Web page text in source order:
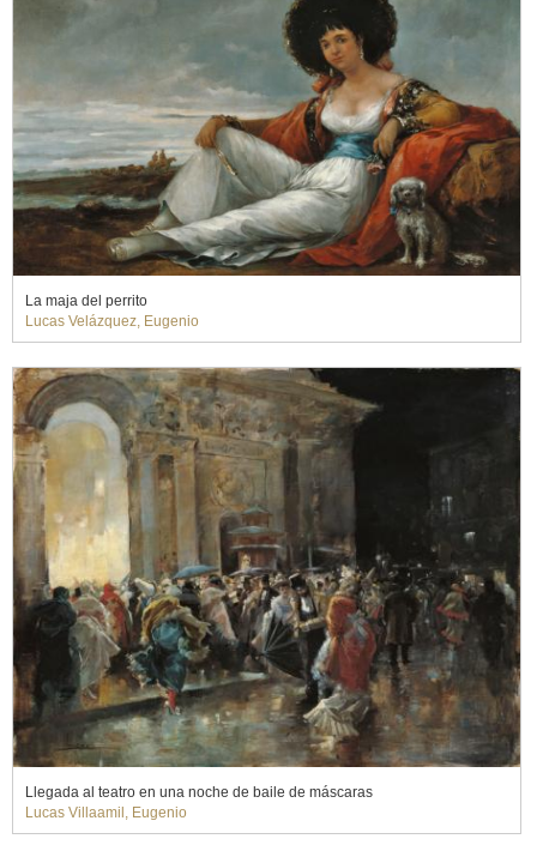
La maja del perrito
Lucas Velázquez, Eugenio
Llegada al teatro en una noche de baile de máscaras
Lucas Villaamil, Eugenio